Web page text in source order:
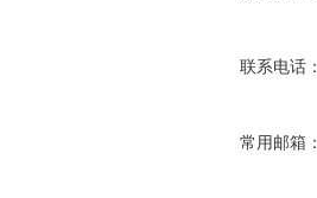
联系电话：
常用邮箱：